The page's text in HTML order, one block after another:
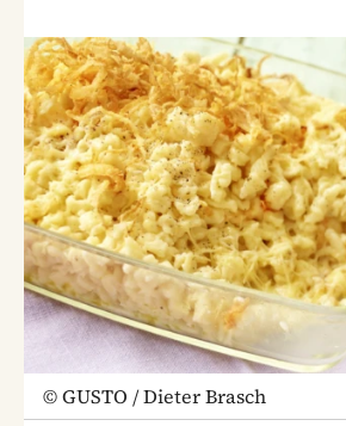
©GUSTO / Dieter Brasch